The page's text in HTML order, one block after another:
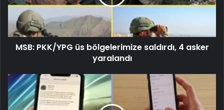
MSB: PKK/YPG üs bölgelerimize saldırdı, 4 asker
yaralandı